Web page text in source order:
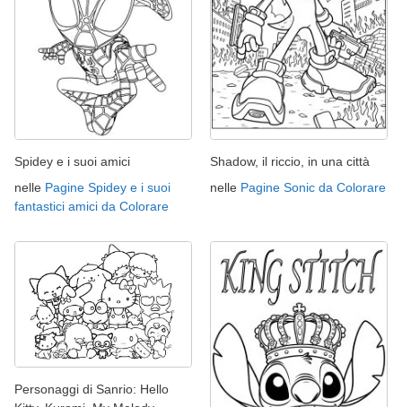
Spidey e i suoi amici
nelle Pagine Spidey e i suoi
fantastici amici da Colorare
Shadow, il riccio, in una città
nelle Pagine Sonic da Colorare
Personaggi di Sanrio: Hello